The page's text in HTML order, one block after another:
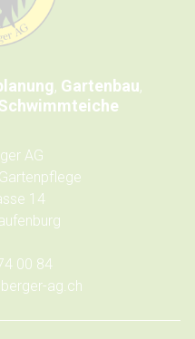
, Gartenbau,
AG
14
00 84
ag.ch